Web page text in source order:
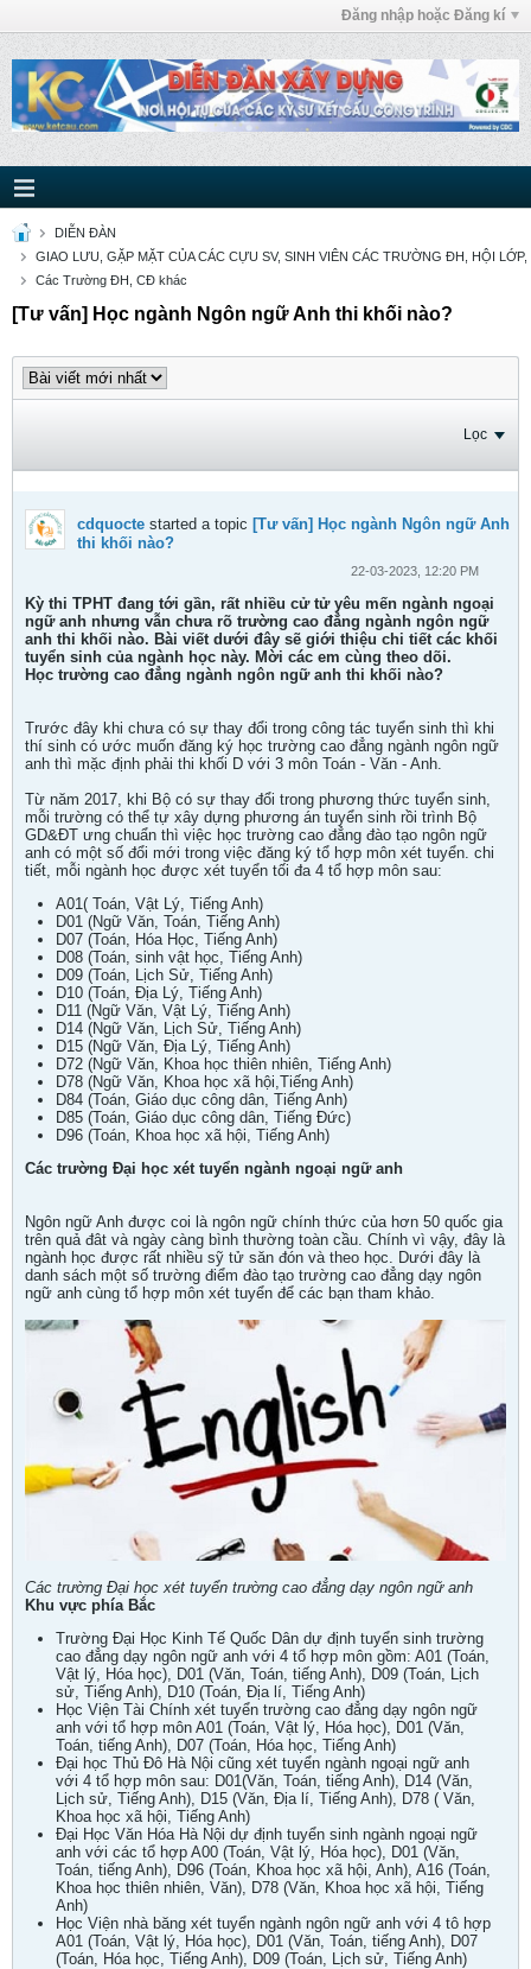
Đăng nhập hoặc Đăng kí
DIỄN ĐÀN
GIAO LƯU, GẶP MẶT CỦA CÁC CỰU SV, SINH VIÊN CÁC TRƯỜNG ĐH, HỘI LỚP,
Các Trường ĐH, CĐ khác
[Tư vấn] Học ngành Ngôn ngữ Anh thi khối nào?
Lọc
cdquocte started a topic [Tư vấn] Học ngành Ngôn ngữ Anh
thi khối nào?
22-03-2023, 12:20 PM
Kỳ thi TPHT đang tới gần, rất nhiều cử tử yêu mến ngành ngoại
ngữ anh nhưng vẫn chưa rõ trường cao đẳng ngành ngôn ngữ
anh thi khối nào. Bài viết dưới đây sẽ giới thiệu chi tiết các khối
tuyển sinh của ngành học này. Mời các em cùng theo dõi.
Học trường cao đẳng ngành ngôn ngữ anh thi khối nào?
Trước đây khi chưa có sự thay đổi trong công tác tuyển sinh thì khi
thí sinh có ước muốn đăng ký học trường cao đẳng ngành ngôn ngữ
anh thì mặc định phải thi khối D với 3 môn Toán - Văn - Anh.
Từ năm 2017, khi Bộ có sự thay đổi trong phương thức tuyển sinh,
mỗi trường có thể tự xây dựng phương án tuyển sinh rồi trình Bộ
GD&ĐT ưng chuẩn thì việc học trường cao đẳng đào tạo ngôn ngữ
anh có một số đổi mới trong việc đăng ký tổ hợp môn xét tuyển. chi
tiết, mỗi ngành học được xét tuyển tối đa 4 tổ hợp môn sau:
A01( Toán, Vật Lý, Tiếng Anh)
D01 (Ngữ Văn, Toán, Tiếng Anh)
D07 (Toán, Hóa Học, Tiếng Anh)
D08 (Toán, sinh vật học, Tiếng Anh)
D09 (Toán, Lịch Sử, Tiếng Anh)
D10 (Toán, Địa Lý, Tiếng Anh)
D11 (Ngữ Văn, Vật Lý, Tiếng Anh)
D14 (Ngữ Văn, Lịch Sử, Tiếng Anh)
D15 (Ngữ Văn, Địa Lý, Tiếng Anh)
D72 (Ngữ Văn, Khoa học thiên nhiên, Tiếng Anh)
D78 (Ngữ Văn, Khoa học xã hội,Tiếng Anh)
D84 (Toán, Giáo dục công dân, Tiếng Anh)
D85 (Toán, Giáo dục công dân, Tiếng Đức)
D96 (Toán, Khoa học xã hội, Tiếng Anh)
Các trường Đại học xét tuyển ngành ngoại ngữ anh
Ngôn ngữ Anh được coi là ngôn ngữ chính thức của hơn 50 quốc gia
trên quả đât và ngày càng bình thường toàn cầu. Chính vì vậy, đây là
ngành học được rất nhiều sỹ tử săn đón và theo học. Dưới đây là
danh sách một số trường điểm đào tạo trường cao đẳng dạy ngôn
ngữ anh cùng tổ hợp môn xét tuyển để các bạn tham khảo.
Các trường Đại học xét tuyển trường cao đẳng dạy ngôn ngữ anh
Khu vực phía Bắc
Trường Đại Học Kinh Tế Quốc Dân dự định tuyển sinh trường
cao đẳng dạy ngôn ngữ anh với 4 tổ hợp môn gồm: A01 (Toán,
Vật lý, Hóa học), D01 (Văn, Toán, tiếng Anh), D09 (Toán, Lịch
sử, Tiếng Anh), D10 (Toán, Địa lí, Tiếng Anh)
Học Viện Tài Chính xét tuyển trường cao đẳng dạy ngôn ngữ
anh với tổ hợp môn A01 (Toán, Vật lý, Hóa học), D01 (Văn,
Toán, tiếng Anh), D07 (Toán, Hóa học, Tiếng Anh)
Đại học Thủ Đô Hà Nội cũng xét tuyển ngành ngoại ngữ anh
với 4 tổ hợp môn sau: D01(Văn, Toán, tiếng Anh), D14 (Văn,
Lịch sử, Tiếng Anh), D15 (Văn, Địa lí, Tiếng Anh), D78 ( Văn,
Khoa học xã hội, Tiếng Anh)
Đại Học Văn Hóa Hà Nội dự định tuyển sinh ngành ngoại ngữ
anh với các tổ hợp A00 (Toán, Vật lý, Hóa học), D01 (Văn,
Toán, tiếng Anh), D96 (Toán, Khoa học xã hội, Anh), A16 (Toán,
Khoa học thiên nhiên, Văn), D78 (Văn, Khoa học xã hội, Tiếng
Anh)
Học Viện nhà băng xét tuyển ngành ngôn ngữ anh với 4 tô hợp
A01 (Toán, Vật lý, Hóa học), D01 (Văn, Toán, tiếng Anh), D07
(Toán, Hóa học, Tiếng Anh), D09 (Toán, Lịch sử, Tiếng Anh)